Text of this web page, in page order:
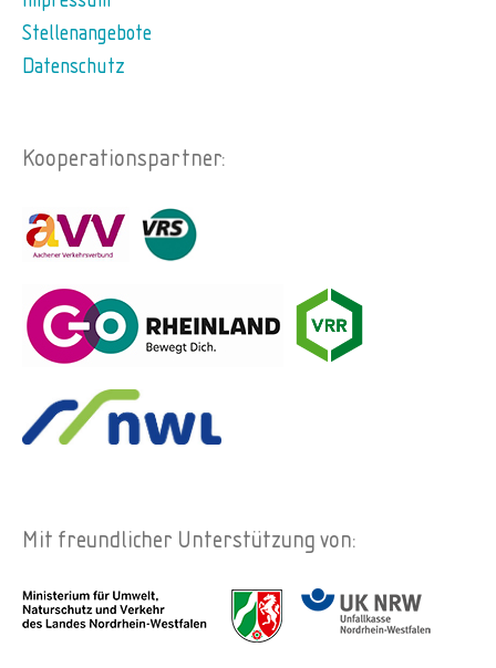
Stellenangebote
Datenschutz
Kooperationspartner:
Mit freundlicher Unterstützung von: